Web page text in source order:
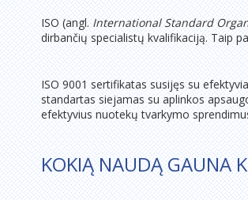
ISO (angl.International Standard
dirbančių specialistų kvalifikaciją. Taip
ISO 9001 sertifikatas susijęs su
standartas siejamas su aplinkos
efektyvius nuotekų tvarkymo
KOKIĄ NAUDĄ GAUNA